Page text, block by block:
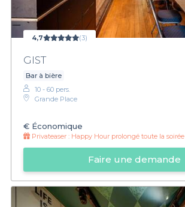
4,7 (3)
GIST
Bar à bière
10 - 60 pers.
Grande Place
€ Économique
Privateaser : Happy Hour prolongé toute la soirée
Faire une demande